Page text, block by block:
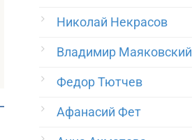
Николай Некрасов
Владимир Маяковский
Федор Тютчев
Афанасий Фет